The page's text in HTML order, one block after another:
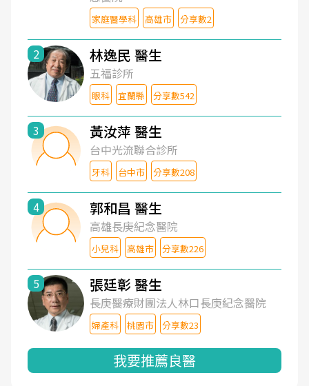
家庭醫學科 高雄市 分享數2
2 林逸民 醫生
五福診所
眼科 宜蘭縣 分享數542
3 黃汝萍 醫生
台中光流聯合診所
牙科 台中市 分享數208
4 郭和昌 醫生
高雄長庚紀念醫院
小兒科 高雄市 分享數226
5 張廷彰 醫生
長庚醫療財團法人林口長庚紀念醫院
婦產科 桃園市 分享數23
我要推薦良醫